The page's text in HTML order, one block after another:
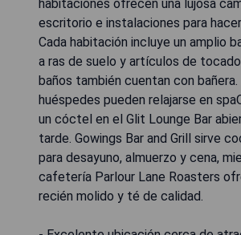
habitaciones ofrecen una lujosa
escritorio e instalaciones para
Cada habitación incluye un amplio
a ras de suelo y artículos de
baños también cuentan con bañera.
huéspedes pueden relajarse en
un cóctel en el Glit Lounge Bar
tarde. Gowings Bar and Grill sirve
para desayuno, almuerzo y cena,
cafetería Parlour Lane Roasters
recién molido y té de calidad.